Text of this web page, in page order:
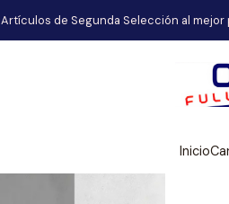
Inicio
Artículos de Segunda Selección al
Inicio Carrocería